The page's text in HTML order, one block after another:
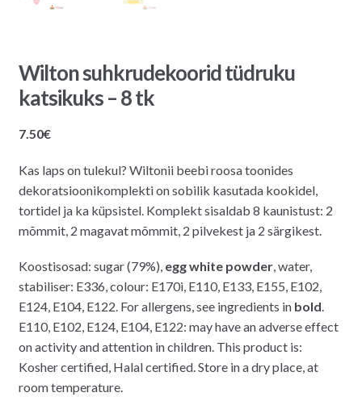
Wilton suhkrudekoorid tüdruku
katsikuks – 8 tk
7.50€
Kas laps on tulekul? Wiltonii beebi roosa toonides
dekoratsioonikomplekti on sobilik kasutada kookidel,
tortidel ja ka küpsistel. Komplekt sisaldab 8 kaunistust: 2
mõmmit, 2 magavat mõmmit, 2 pilvekest ja 2 särgikest.
Koostisosad: sugar (79%), egg white powder, water,
stabiliser: E336, colour: E170i, E110, E133, E155, E102,
E124, E104, E122. For allergens, see ingredients in bold.
E110, E102, E124, E104, E122: may have an adverse effect
on activity and attention in children. This product is:
Kosher certified, Halal certified. Store in a dry place, at
room temperature.